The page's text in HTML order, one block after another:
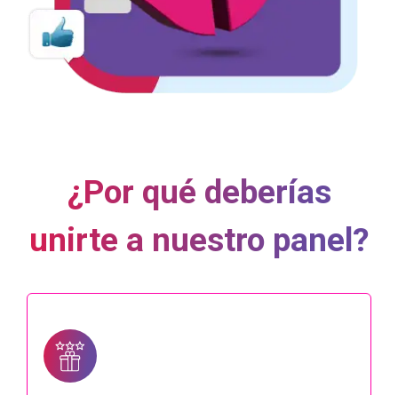
¿Por qué deberías
unirte a nuestro panel?